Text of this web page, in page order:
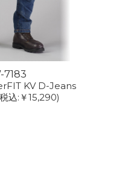
7183
KV D-Jeans
込:￥15,290)